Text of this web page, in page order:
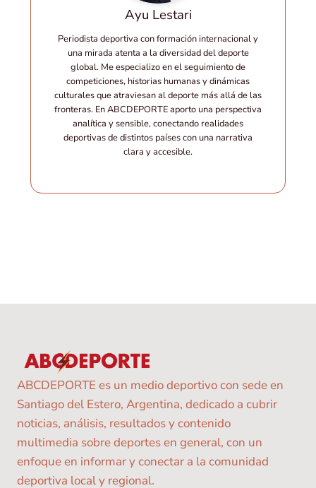
Ayu Lestari
Periodista deportiva con formación internacional y
una mirada atenta a la diversidad del deporte
global. Me especializo en el seguimiento de
competiciones, historias humanas y dinámicas
culturales que atraviesan al deporte más allá de las
fronteras. En ABCDEPORTE aporto una perspectiva
analítica y sensible, conectando realidades
deportivas de distintos países con una narrativa
clara y accesible.
ABCDEPORTE es un medio deportivo con sede en
Santiago del Estero, Argentina, dedicado a cubrir
noticias, análisis, resultados y contenido
multimedia sobre deportes en general, con un
enfoque en informar y conectar a la comunidad
deportiva local y regional.